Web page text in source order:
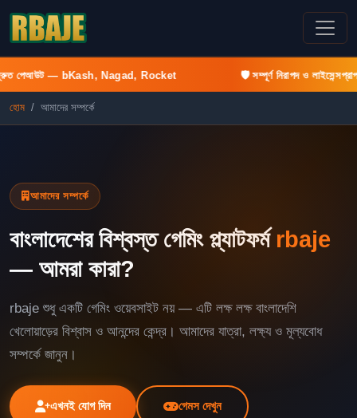
— bKash, Nagad, Rocket 🛡️ সম্পূর্ণ নিরাপদ ও লাইসেন্সপ্রাপ্ত
হোম আমাদের সম্পর্কে
আমাদের সম্পর্কে
বাংলাদেশের বিশ্বস্ত গেমিং প্ল্যাটফর্ম rbaje
— আমরা কারা?
rbaje শুধু একটি গেমিং ওয়েবসাইট নয় — এটি লক্ষ লক্ষ বাংলাদেশি
খেলোয়াড়ের বিশ্বাস ও আনন্দের কেন্দ্র। আমাদের যাত্রা, লক্ষ্য ও মূল্যবোধ
সম্পর্কে জানুন।
এখনই যোগ দিন গেমস দেখুন